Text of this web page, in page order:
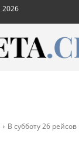
2026
В субботу 26